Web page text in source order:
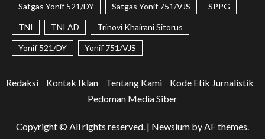
Satgas Yonif 521/DY Satgas Yonif 751/VJS SPPG
TNI TNI AD Trinovi Khairani Sitorus
Yonif 521/DY Yonif 751/VJS
Redaksi Kontak Iklan Tentang Kami
Kode Etik Jurnalistik
Pedoman Media Siber
Copyright © All rights reserved. | Newsium by AF themes.